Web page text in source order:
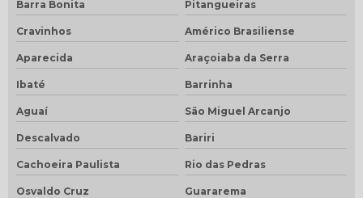
Barra Bonita Pitangueiras
Cravinhos Américo Brasiliense
Aparecida Araçoiaba da Serra
Ibaté Barrinha
Aguaí São Miguel Arcanjo
Descalvado Bariri
Cachoeira Paulista Rio das Pedras
Osvaldo Cruz Guararema